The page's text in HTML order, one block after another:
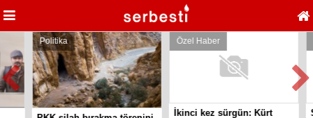
Politika Özel Haber
İkinci kez sürgün: Kürt